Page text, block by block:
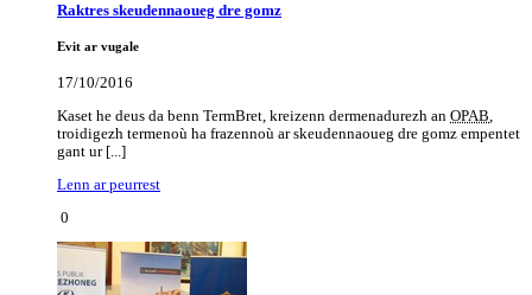
Raktres skeudennaoueg dre gomz
Evit ar vugale
17/10/2016
Kaset he deus da benn TermBret, kreizenn dermenadurezh an OPAB,
troidigezh termenoù ha frazennoù ar skeudennaoueg dre gomz empentet
gant ur [...]
Lenn ar peurrest
0